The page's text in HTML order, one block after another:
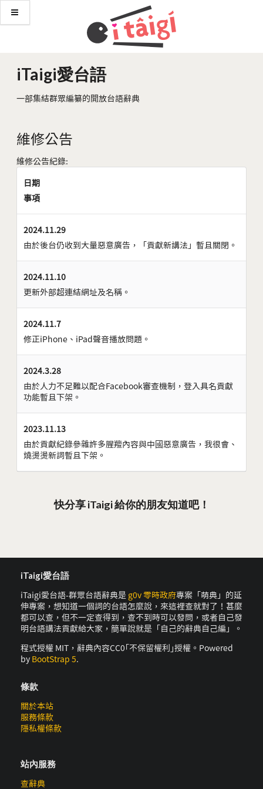
iTaigi愛台語
一部集結群眾編纂的開放台語辭典
維修公告
維修公告紀錄:
日期
事項
2024.11.29
由於後台仍收到大量惡意廣告，「貢獻新講法」暫且關閉。
2024.11.10
更新外部超連結網址及名稱。
2024.11.7
修正iPhone、iPad聲音播放問題。
2024.3.28
由於人力不足難以配合Facebook審查機制，登入具名貢獻
功能暫且下架。
2023.11.13
由於貢獻紀錄參雜許多腥羶內容與中國惡意廣告，我很會、
燒燙燙新詞暫且下架。
快分享 iTaigi 給你的朋友知道吧！
iTaigi愛台語
iTaigi愛台語-群眾台語辭典是 g0v 零時政府專案「萌典」的延
伸專案，想知道一個詞的台語怎麼說，來這裡查就對了！甚麼
都可以查，但不一定查得到，查不到時可以發問，或者自己發
明台語講法貢獻給大家，簡單說就是「自己的辭典自己編」。
程式授權 MIT，辭典內容CC0｢不保留權利｣授權。Powered
by BootStrap 5.
條款
關於本站
服務條款
隱私權條款
站內服務
查辭典